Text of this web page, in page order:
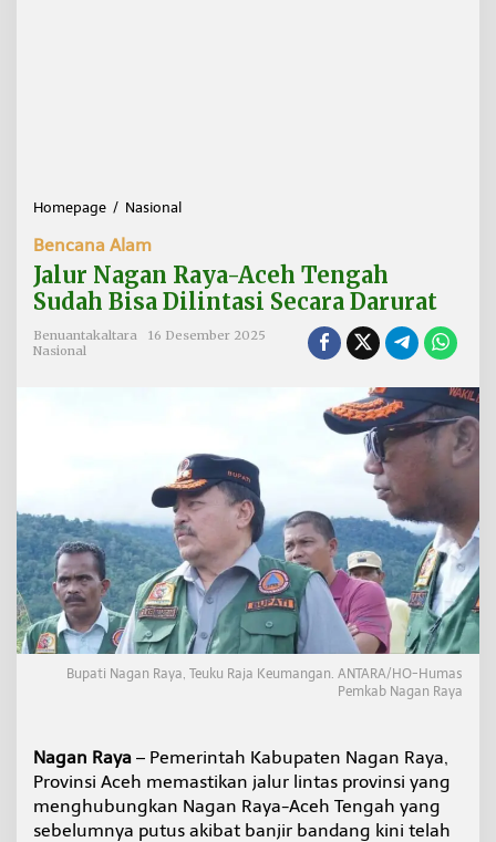
Homepage / Nasional
u
r
N
a
-
A
c
e
h
T
e
n
g
h
a
h
B
i
Bencana Alam
Jalur Nagan Raya-Aceh Tengah
Sudah Bisa Dilintasi Secara Darurat
Benuantakaltara
16 Desember 2025
Nasional
Bupati Nagan Raya, Teuku Raja Keumangan. ANTARA/HO-Humas
Pemkab Nagan Raya
Nagan Raya – Pemerintah Kabupaten Nagan Raya,
Provinsi Aceh memastikan jalur lintas provinsi yang
menghubungkan Nagan Raya-Aceh Tengah yang
sebelumnya putus akibat banjir bandang kini telah